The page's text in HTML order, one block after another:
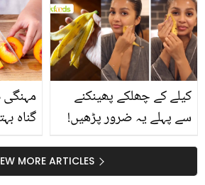
سے
حقیقت
کیا؟
بتائے راز
گناہ
کیوں
کیلے کے چھلکے پھینکنے
سے پہلے یہ ضرور پڑھیں!
سستا اور قدرتی حلMORE ARTICLES